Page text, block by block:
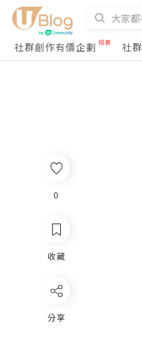
社群創作有價企劃
社
0
收藏
分享